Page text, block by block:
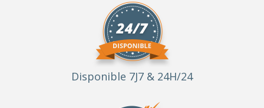
Disponible 7J7 & 24H/24